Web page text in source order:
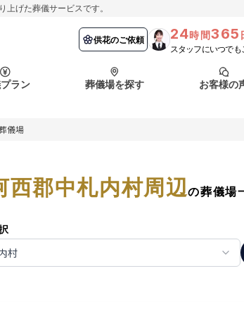
げた葬儀サービスです。
供花のご依頼 24時間365
スタッフにいつで
ラン 葬儀場を探す
函館市
お客様の
納棺の儀とは？ 葬儀の
埼玉県 千葉県
お客様の声 よくあ
供花のご依頼
儀場
西郡中札内村周辺の葬儀場
村